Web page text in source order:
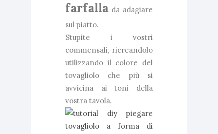
farfalla da adagiare
sul piatto.
Stupite i vostri
commensali, ricreandolo
utilizzando il colore del
tovagliolo che più si
avvicina ai toni della
vostra tavola.